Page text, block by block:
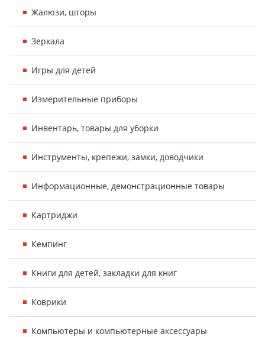
Жалюзи, шторы
Зеркала
Игры для детей
Измерительные приборы
Инвентарь, товары для уборки
Инструменты, крепежи, замки, доводчики
Информационные, демонстрационные товары
Картриджи
Кемпинг
Книги для детей, закладки для книг
Коврики
Компьютеры и компьютерные аксессуары